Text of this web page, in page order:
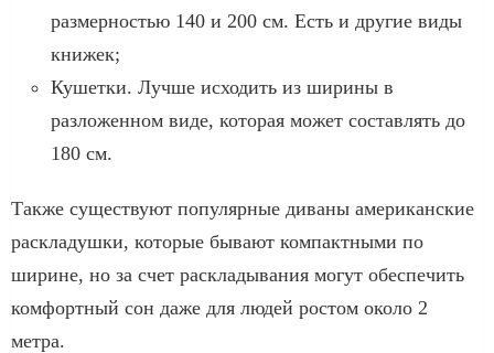
размерностью 140 и 200 см. Есть и другие виды
книжек;
Кушетки. Лучше исходить из ширины в
разложенном виде, которая может составлять до
180 см.
Также существуют популярные диваны американские
раскладушки, которые бывают компактными по
ширине, но за счет раскладывания могут обеспечить
комфортный сон даже для людей ростом около 2
метра.